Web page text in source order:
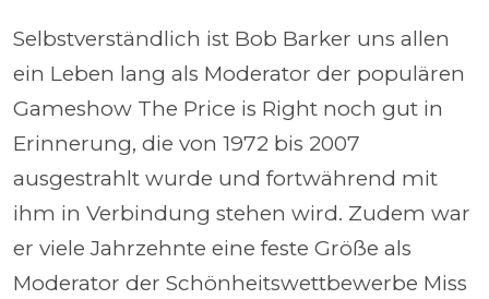
Selbstverständlich ist Bob Barker uns allen
ein Leben lang als Moderator der populären
Gameshow The Price is Right noch gut in
Erinnerung, die von 1972 bis 2007
ausgestrahlt wurde und fortwährend mit
ihm in Verbindung stehen wird. Zudem war
er viele Jahrzehnte eine feste Größe als
Moderator der Schönheitswettbewerbe Miss